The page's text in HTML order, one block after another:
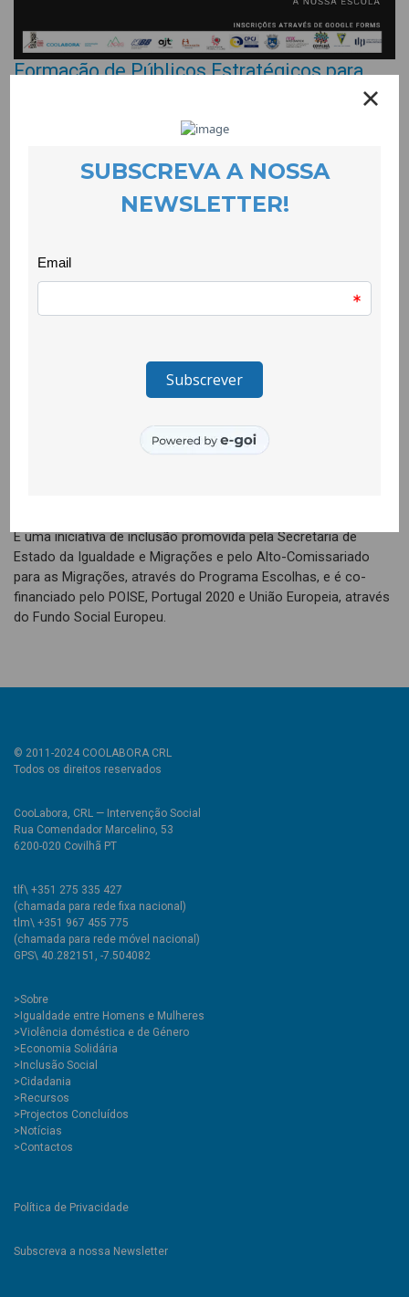
Formação de Públicos Estratégicos para
A acção de formação sobre História e Cultura Cigana vai ter
lugar no próximo dia 30 de Novembro em formato online.
É uma formação para Públicos Estratégicos, nomeadamente
ministrada pelo ACM – Alto Comissariado para as Migrações.
como objectivo apoiar a integração de alunos e alunas da
comunidade cigana e tornar a escola cada vez mais inclusiva.
O projecto Quero Ser Mais E8G é promovido pelo Agrupamento
de Escolas Frei Heitor Pinto e gerido pela CooLabora em
É uma iniciativa de inclusão promovida pela Secretaria de
Estado da Igualdade e Migrações e pelo Alto-Comissariado
para as Migrações, através do Programa Escolhas, e é co-
financiado pelo POISE, Portugal 2020 e União Europeia, através
do Fundo Social Europeu.
© 2011-2024 COOLABORA CRL
Todos os direitos reservados
CooLabora, CRL — Intervenção Social
Rua Comendador Marcelino, 53
6200-020 Covilhã PT
tlf\ +351 275 335 427
(chamada para rede fixa nacional)
tlm\ +351 967 455 775
(chamada para rede móvel nacional)
GPS\ 40.282151, -7.504082
>Sobre
>Igualdade entre Homens e Mulheres
>Violência doméstica e de Género
>Economia Solidária
>Inclusão Social
>Cidadania
>Recursos
>Projectos Concluídos
>Notícias
>Contactos
Política de Privacidade
Subscreva a nossa Newsletter